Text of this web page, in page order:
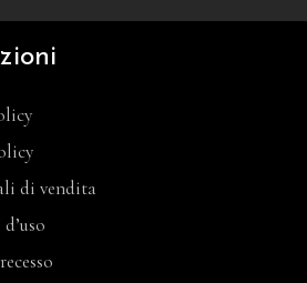
di vendita